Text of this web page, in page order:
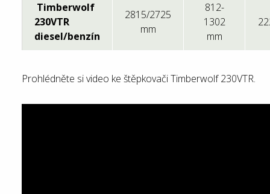
Timberwolf
230VTR
diesel/benzín
2815/2725
mm
812-
1302
mm
Prohlédněte si video ke štěpkovači Timberwolf 230VTR.